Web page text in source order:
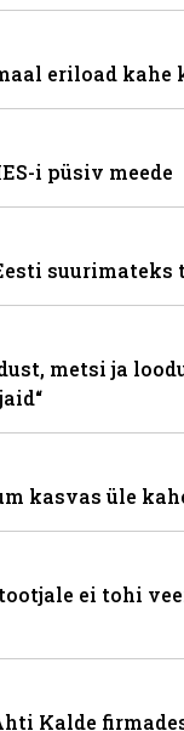
eriload
i püsiv meede
metsi ja
kasvas üle
ei tohi
Kalde